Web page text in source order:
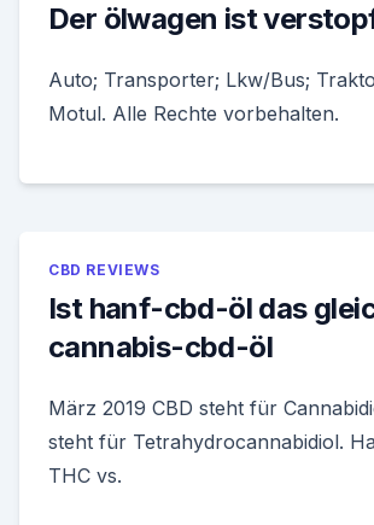
Der ölwagen ist
Auto; Transporter; Lkw/Bus;
Motul. Alle Rechte vorbehalten.
CBD REVIEWS
Ist hanf-cbd-öl das
cannabis-cbd-öl
März 2019 CBD steht für
steht für Tetrahydrocannabidiol.
THC vs.